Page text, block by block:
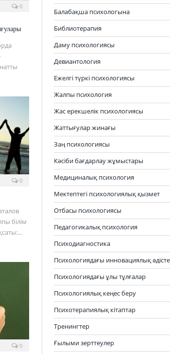
0
0
білім
0
Балабақша психологына
Библиотерапия
Даму психологиясы
Девиантология
Ежелгі түркі психологиясы
Жалпы психология
Жас ерекшелік психологиясы
Жаттығулар жинағы
Заң психологиясы
Кәсіби бағдарлау жұмыстары
Медициналық психология
Мектептегі психологиялық қызмет
Отбасы психологиясы
Педагогикалық психология
Психодиагностика
Психологиядағы инновациялық
Психологиядағы ұлы тұлғалар
Психологиялық кеңес беру
Психотерапиялық кітаптар
Тренингтер
Ғылыми зерттеулер